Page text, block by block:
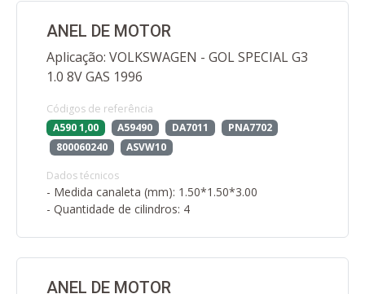
ANEL DE MOTOR
Aplicação: VOLKSWAGEN - GOL SPECIAL G3
1.0 8V GAS 1996
Códigos de referência
A590 1,00
A59490 DA7011
PNA7702
800060240
ASVW10
Dados técnicos
- Medida canaleta (mm): 1.50*1.50*3.00
- Quantidade de cilindros: 4
ANEL DE MOTOR